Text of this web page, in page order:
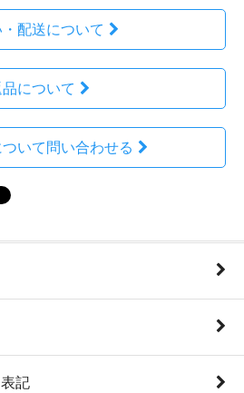
配送について
について
いて問い合わせる
記